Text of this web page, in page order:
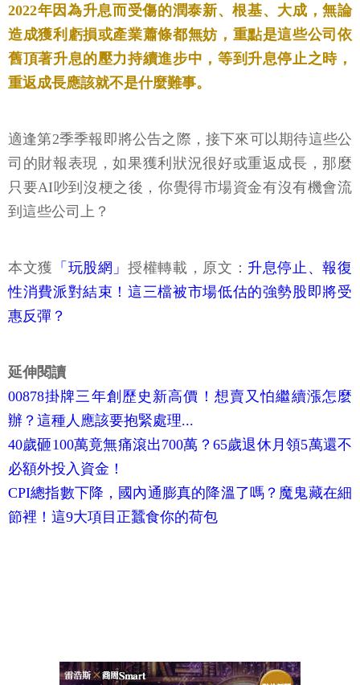
2022年因為升息而受傷的潤泰新、根基、大成，無論
造成獲利虧損或產業蕭條都無妨，重點是這些公司依
舊頂著升息的壓力持續進步中，等到升息停止之時，
重返成長應該就不是什麼難事。
適逢第2季季報即將公告之際，接下來可以期待這些公
司的財報表現，如果獲利狀況很好或重返成長，那麼
只要AI吵到沒梗之後，你覺得市場資金有沒有機會流
到這些公司上？
本文獲 「玩股網」授權轉載，原文： 升息停止、報復
性消費派對結束！這三檔被市場低估的強勢股即將受
惠反彈？
延伸閱讀
00878掛牌三年創歷史新高價！想賣又怕繼續漲怎麼
辦？這種人應該要抱緊處理...
40歲砸100萬竟無痛滾出700萬？65歲退休月領5萬還不
必額外投入資金！
CPI總指數下降，國內通膨真的降溫了嗎？魔鬼藏在細
節裡！這9大項目正蠶食你的荷包